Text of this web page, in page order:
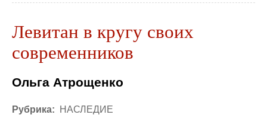
Левитан в кругу своих
современников
Ольга Атрощенко
Рубрика:
НАСЛЕДИЕ